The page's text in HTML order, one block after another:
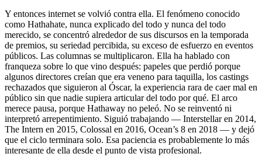
Y entonces internet se volvió contra ella. El fenómeno conocido
como Hathahate, nunca explicado del todo y nunca del todo
merecido, se concentró alrededor de sus discursos en la temporada
de premios, su seriedad percibida, su exceso de esfuerzo en eventos
públicos. Las columnas se multiplicaron. Ella ha hablado con
franqueza sobre lo que vino después: papeles que perdió porque
algunos directores creían que era veneno para taquilla, los castings
rechazados que siguieron al Óscar, la experiencia rara de caer mal en
público sin que nadie supiera articular del todo por qué. El arco
merece pausa, porque Hathaway no peleó. No se reinventó ni
interpretó arrepentimiento. Siguió trabajando — Interstellar en 2014,
The Intern en 2015, Colossal en 2016, Ocean’s 8 en 2018 — y dejó
que el ciclo terminara solo. Esa paciencia es probablemente lo más
interesante de ella desde el punto de vista profesional.